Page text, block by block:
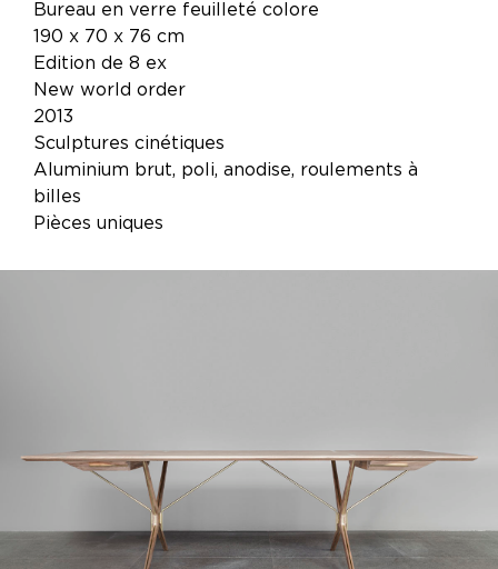
Bureau en verre feuilleté colore
190 x 70 x 76 cm
Edition de 8 ex
New world order
2013
Sculptures cinétiques
Aluminium brut, poli, anodise, roulements à
billes
Pièces uniques